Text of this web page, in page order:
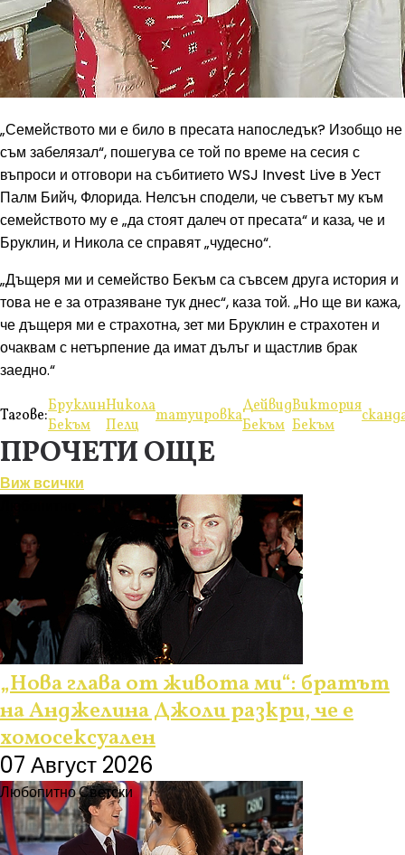
„Семейството ми е било в пресата напоследък? Изобщо не
съм забелязал“, пошегува се той по време на сесия с
въпроси и отговори на събитието WSJ Invest Live в Уест
Палм Бийч, Флорида. Нелсън сподели, че съветът му към
семейството му е „да стоят далеч от пресата“ и каза, че и
Бруклин, и Никола се справят „чудесно“.
„Дъщеря ми и семейство Бекъм са съвсем друга история и
това не е за отразяване тук днес“, каза той. „Но ще ви кажа,
че дъщеря ми е страхотна, зет ми Бруклин е страхотен и
очаквам с нетърпение да имат дълъг и щастлив брак
заедно.“
Тагове:Бруклин
Бекъм
Никола
Пелц
татуировкаДейвид
Бекъм
Виктория
Бекъм
ПРОЧЕТИ ОЩЕ
Виж всички
„Нова глава от живота ми“: братът
на Анджелина Джоли разкри, че е
хомосексуален
07 Август 2026
ЛюбопитноСветски